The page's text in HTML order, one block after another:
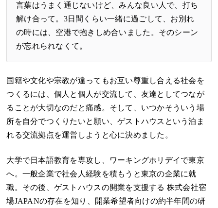
言葉はうまく通じないけど、みんな良い人で、打ち
解け合って。3日間くらい一緒に過ごして、お別れ
の時には、空港で抱きしめ合いました。そのシーン
が忘れられなくて。
国籍や文化や宗教が違ってもお互い尊重し合える社会を
つくるには、個人と個人が交流して、友達としてつなが
ることが大切なのだと痛感。そして、いつかそういう場
所を自分でつくりたいと願い、ゲストハウスという泊ま
れる交流拠点を運営しようと心に決めました。
大学で日本語教育を専攻し、ワーキングホリデイで東京
へ。一般企業で社会人経験を積もうと東京の企業に就
職。その後、ゲストハウスの開業を支援する 株式会社宿
場JAPANの存在を知り、開業希望者向けの約半年間の研